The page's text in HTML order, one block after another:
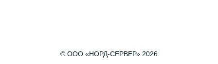
© ООО «НОРД-СЕРВЕР» 2026